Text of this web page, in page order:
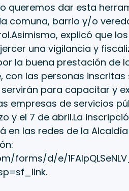
queremos dar esta
comuna, barrio y/o
explicó que
una vigilancia y
la buena prestación de
con las personas
para capacitar y
empresas de servicios
y el 7 de abril.La
en las redes de la
forms/d/e/